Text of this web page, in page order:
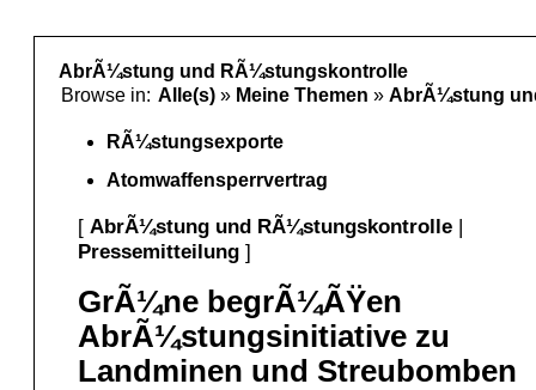
AbrÃ¼stung und RÃ¼stungskontrolle
Browse in: Alle(s) » Meine Themen » AbrÃ¼stung
RÃ¼stungsexporte
Atomwaffensperrvertrag
[ AbrÃ¼stung und RÃ¼stungskontrolle |
Pressemitteilung ]
GrÃ¼ne begrÃ¼ÃŸen
AbrÃ¼stungsinitiative zu
Landminen und Streubomben